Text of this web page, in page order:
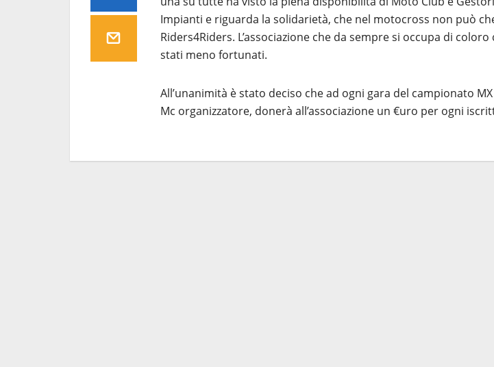
Impianti e riguarda la solidarietà, che nel motocross non può
Riders4Riders. L’associazione che da sempre si occupa di coloro
stati meno fortunati.
All’unanimità è stato deciso che ad ogni gara del campionato MX
Mc organizzatore, donerà all’associazione un €uro per ogni